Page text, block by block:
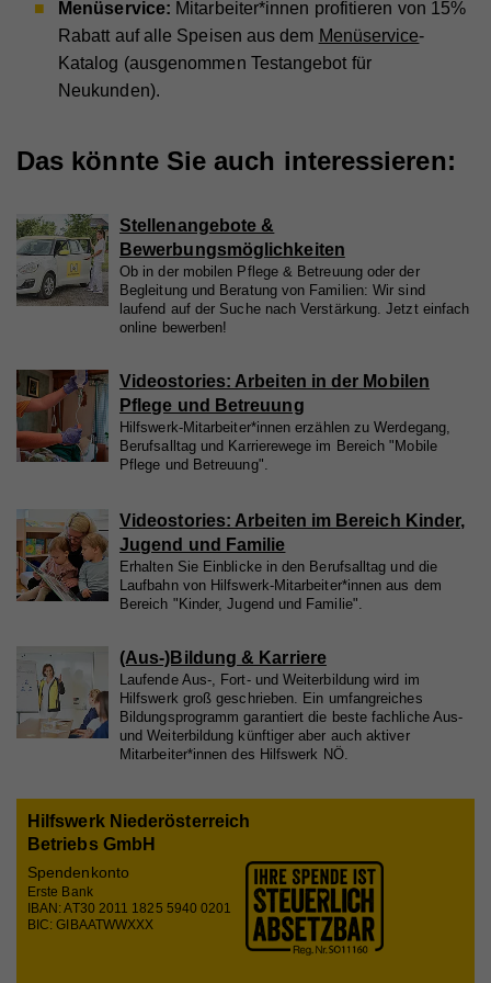
Menüservice: Mitarbeiter*innen profitieren von 15%
Rabatt auf alle Speisen aus dem Menüservice-
Katalog (ausgenommen Testangebot für
Neukunden).
Das könnte Sie auch interessieren:
Stellenangebote &
Bewerbungsmöglichkeiten
Ob in der mobilen Pflege & Betreuung oder der
Begleitung und Beratung von Familien: Wir sind
laufend auf der Suche nach Verstärkung. Jetzt einfach
online bewerben!
Videostories: Arbeiten in der Mobilen
Pflege und Betreuung
Hilfswerk-Mitarbeiter*innen erzählen zu Werdegang,
Berufsalltag und Karrierewege im Bereich "Mobile
Pflege und Betreuung".
Videostories: Arbeiten im Bereich Kinder,
Jugend und Familie
Erhalten Sie Einblicke in den Berufsalltag und die
Laufbahn von Hilfswerk-Mitarbeiter*innen aus dem
Bereich "Kinder, Jugend und Familie".
(Aus-)Bildung & Karriere
Laufende Aus-, Fort- und Weiterbildung wird im
Hilfswerk groß geschrieben. Ein umfangreiches
Bildungsprogramm garantiert die beste fachliche Aus-
und Weiterbildung künftiger aber auch aktiver
Mitarbeiter*innen des Hilfswerk NÖ.
Hilfswerk Niederösterreich
Betriebs GmbH
Spendenkonto
Erste Bank
IBAN: AT30 2011 1825 5940 0201
BIC: GIBAATWWXXX
Name vuid
Vimeo
Name _gat
Whatchado
Zweck
Wird von Google Analytics verwendet, um die
Anforderungsrate einzuschränken
Anbieter Whatchado
Laufzeit 1 Tag
Website nutzt, zu generieren.
_ga
Laufzeit 2 Jahre
Zweck
Registriert eine eindeutige ID, die verwendet wird,
um statistische Daten dazu, wie der Besucher die
Website nutzt, zu generieren.
Anbieter Facebook
Laufzeit 90 Tage
Beinhaltet eine eindeutige Browser und Benutzer
Zweck
Registriert eine eindeutige ID, die verwendet wird,
um statistische Daten dazu, wie der Besucher die
Anbieter Google Universal Analytics
Laufzeit 1 Minute
Wird von Google Analytics verwendet, um die
Anforderungsrate einzuschränken.
Name _gid
Anbieter Google Analytics
Zweck
Registriert eine eindeutige ID, die verwendet wird,
um statistische Daten dazu, wie der Besucher die
Website nutzt, zu generieren.
stammen (z.B. Inlineframes). Dabei werden
technische Daten (z.B. IP-Adresse) automatisch an
die jeweiligen Drittanbieter übermittelt, damit deren